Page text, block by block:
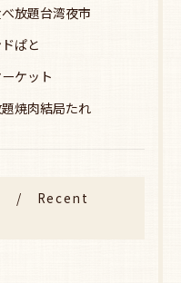
放題台湾夜市
ぱと
ケット
焼肉結局たれ
Recent